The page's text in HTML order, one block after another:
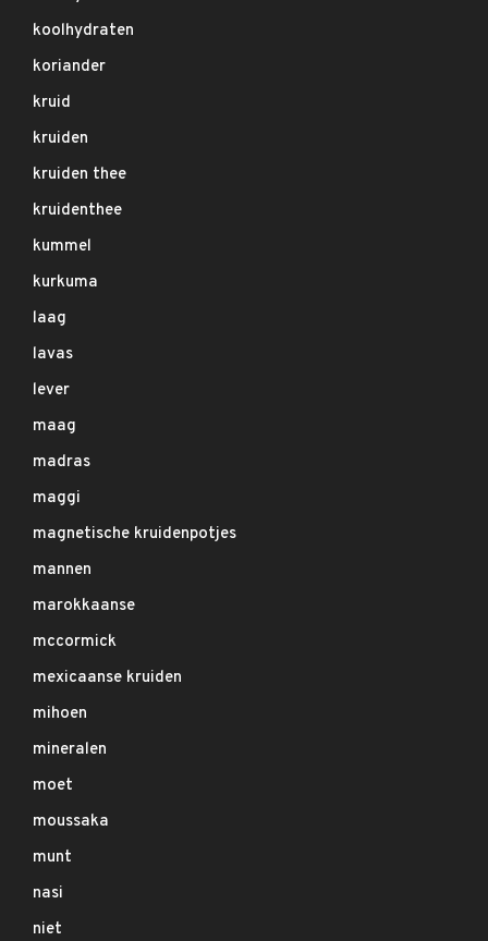
koolhydraten
koriander
kruid
kruiden
kruiden thee
kruidenthee
kummel
kurkuma
laag
lavas
lever
maag
madras
maggi
magnetische kruidenpotjes
mannen
marokkaanse
mccormick
mexicaanse kruiden
mihoen
mineralen
moet
moussaka
munt
nasi
niet